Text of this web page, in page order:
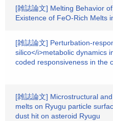
[雑誌論文] Melting Behavior
Existence of FeO‐Rich Melts
[雑誌論文] Perturbation-
silico</i>metabolic dynamics
coded responsiveness in the
[雑誌論文] Microstructural
melts on Ryugu particle
dust hit on asteroid Ryugu